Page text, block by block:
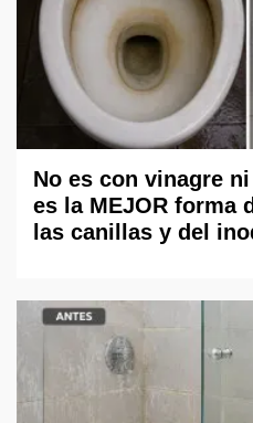
No es con vinagre
es la MEJOR forma
las canillas y del